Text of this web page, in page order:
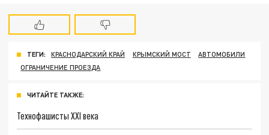
ТЕГИ: КРАСНОДАРСКИЙ КРАЙ КРЫМСКИЙ МОСТ
АВТОМОБИЛИ
ОГРАНИЧЕНИЕ ПРОЕЗДА
ЧИТАЙТЕ ТАКЖЕ:
Технофашисты XXI века